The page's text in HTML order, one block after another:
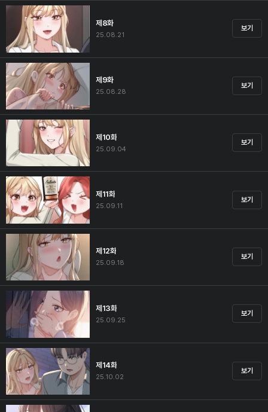
제8화
25.08.21
보기
제9화
25.08.28
보기
제10화
25.09.04
보기
제11화
25.09.11
보기
제12화
25.09.18
보기
제13화
25.09.25
보기
제14화
25.10.02
보기